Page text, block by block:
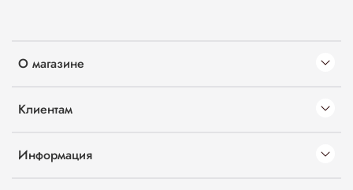
О магазине
Клиентам
Информация